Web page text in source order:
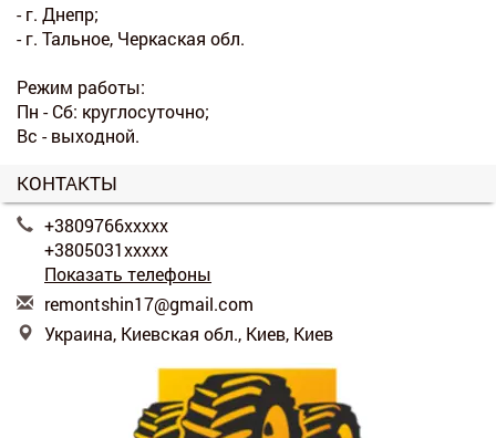
- г. Днепр;
- г. Тальное, Черкаская обл.
Режим работы:
Пн - Сб: круглосуточно;
Вс - выходной.
КОНТАКТЫ
+3809766xxxxx
+3805031xxxxx
Показать телефоны
remontshin17@gmail.com
Украина, Киевская обл., Киев, Киев